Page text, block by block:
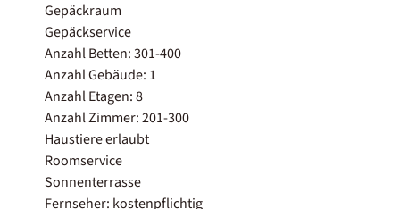
Gepäckraum
Gepäckservice
Anzahl Betten: 301-400
Anzahl Gebäude: 1
Anzahl Etagen: 8
Anzahl Zimmer: 201-300
Haustiere erlaubt
Roomservice
Sonnenterrasse
Fernseher: kostenpflichtig